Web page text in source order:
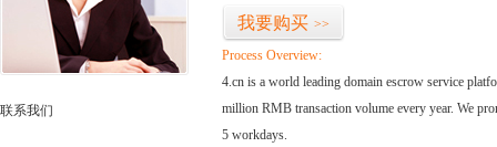
联系我们
我要购买 >>
Process Overview:
4.cn is a world leading domain escrow service
million RMB transaction volume every year. We
5 workdays.